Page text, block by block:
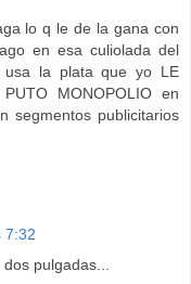
lo q le de la gana con
en esa culiolada del
la plata que yo LE
MONOPOLIO en
segmentos publicitarios
7:32
pulgadas...